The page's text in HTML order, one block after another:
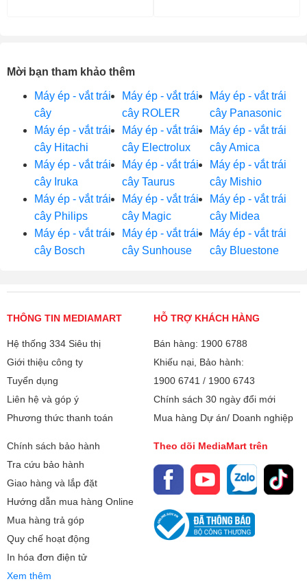
Mời bạn tham khảo thêm
Máy ép - vắt trái
cây
Máy ép - vắt trái
cây ROLER
Máy ép - vắt trái
cây Panasonic
Máy ép - vắt trái
cây Hitachi
Máy ép - vắt trái
cây Electrolux
Máy ép - vắt trái
cây Amica
Máy ép - vắt trái
cây Iruka
Máy ép - vắt trái
cây Taurus
Máy ép - vắt trái
cây Mishio
Máy ép - vắt trái
cây Philips
Máy ép - vắt trái
cây Magic
Máy ép - vắt trái
cây Midea
Máy ép - vắt trái
cây Bosch
Máy ép - vắt trái
cây Sunhouse
Máy ép - vắt trái
cây Bluestone
THÔNG TIN MEDIAMART
Hệ thống 334 Siêu thị
Giới thiệu công ty
Tuyển dụng
Liên hệ và góp ý
Phương thức thanh toán
HỖ TRỢ KHÁCH HÀNG
Bán hàng: 1900 6788
Khiếu nại, Bảo hành:
1900 6741 / 1900 6743
Chính sách 30 ngày đổi mới
Mua hàng Dự án/ Doanh nghiệp
Chính sách bảo hành
Tra cứu bảo hành
Giao hàng và lắp đặt
Hướng dẫn mua hàng Online
Mua hàng trả góp
Quy chế hoạt động
In hóa đơn điện tử
Xem thêm
Theo dõi MediaMart trên